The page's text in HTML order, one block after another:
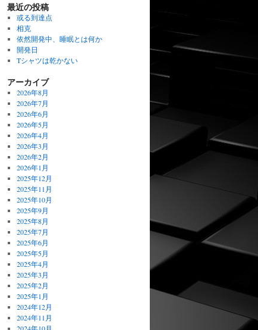
最近の投稿
或る到達点
相克
依然開発中、睡眠とは何か
開発日
Tシャツは乾かない
アーカイブ
2026年8月
2026年7月
2026年6月
2026年5月
2026年4月
2026年3月
2026年2月
2026年1月
2025年12月
2025年11月
2025年10月
2025年9月
2025年8月
2025年7月
2025年6月
2025年5月
2025年4月
2025年3月
2025年2月
2025年1月
2024年12月
2024年11月